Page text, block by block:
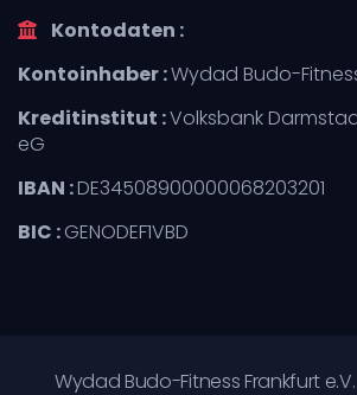
Kontodaten :
Kontoinhaber :Wydad Budo-
Kreditinstitut :Volksbank
eG
IBAN :DE34508900000068203201
BIC :GENODEF1VBD
Wydad Budo-Fitness Frankfurt